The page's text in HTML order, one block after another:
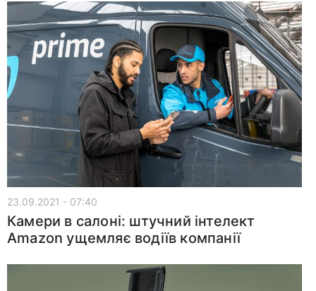
23.09.2021 - 07:40
Камери в салоні: штучний інтелект
Amazon ущемляє водіїв компанії